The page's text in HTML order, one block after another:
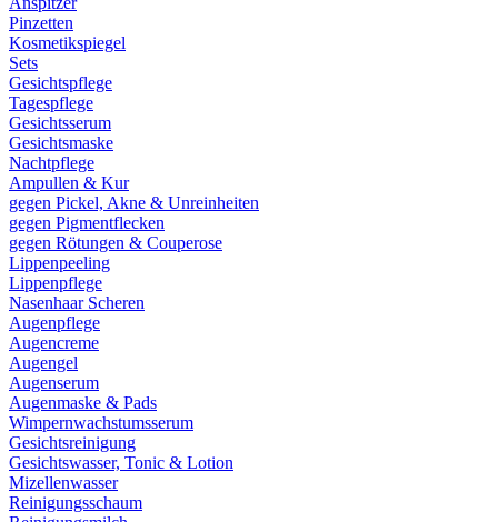
Pinzetten
Kosmetikspiegel
Sets
Gesichtspflege
Tagespflege
Gesichtsserum
Gesichtsmaske
Nachtpflege
Ampullen & Kur
gegen Pickel, Akne & Unreinheiten
gegen Pigmentflecken
gegen Rötungen & Couperose
Lippenpeeling
Lippenpflege
Nasenhaar Scheren
Augenpflege
Augencreme
Augengel
Augenserum
Augenmaske & Pads
Wimpernwachstumsserum
Gesichtsreinigung
Gesichtswasser, Tonic & Lotion
Mizellenwasser
Reinigungsschaum